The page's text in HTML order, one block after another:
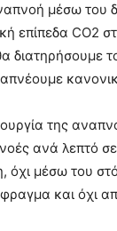
μέσω του
επίπεδα CO2
διατηρήσουμε
της
ανά λεπτό
όχι μέσω του
και όχι